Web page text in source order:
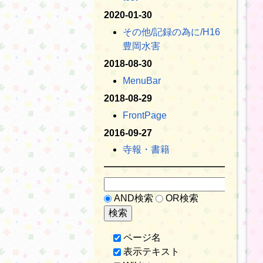
2020-01-30
その他​/記録の為に​/H16
豊岡水害
2018-08-30
MenuBar
2018-08-29
FrontPage
2016-09-27
寺報・書籍
AND検索 OR検索
ページ名
表示テキスト